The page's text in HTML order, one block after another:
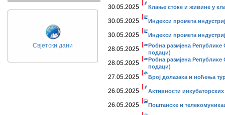
Свјетски дани
30.05.2025 Клање стоке и живине у
30.05.2025 Индекси промета
30.05.2025 Индекси промета
28.05.2025
Робна размјена
подаци)
28.05.2025
Робна размјена
подаци)
27.05.2025 Број долазака и ноћења
26.05.2025 Активности
26.05.2025 Поштанске и